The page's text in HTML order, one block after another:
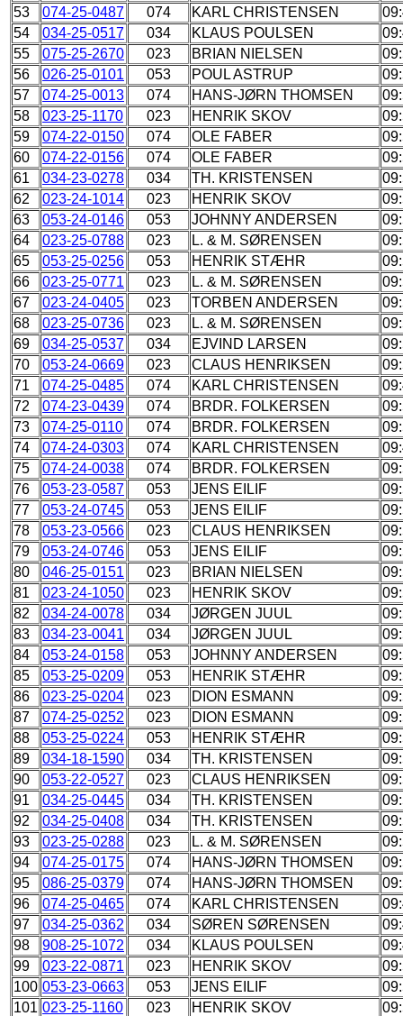
53
074-25-0487 074 KARL CHRISTENSEN
54
034-25-0517 034 KLAUS POULSEN
55
075-25-2670 023 BRIAN NIELSEN
56
026-25-0101 053 POUL ASTRUP
57
074-25-0013 074 HANS-JØRN THOMSEN
58
023-25-1170 023 HENRIK SKOV
59
074-22-0150 074 OLE FABER
60
074-22-0156 074 OLE FABER
61
034-23-0278 034 TH. KRISTENSEN
62
023-24-1014 023 HENRIK SKOV
63
053-24-0146 053 JOHNNY ANDERSEN
64
023-25-0788 023 L. & M. SØRENSEN
65
053-25-0256 053 HENRIK STÆHR
66
023-25-0771 023 L. & M. SØRENSEN
67
023-24-0405 023 TORBEN ANDERSEN
68
023-25-0736 023 L. & M. SØRENSEN
69
034-25-0537 034 EJVIND LARSEN
70
053-24-0669 023 CLAUS HENRIKSEN
71
074-25-0485 074 KARL CHRISTENSEN
72
074-23-0439 074 BRDR. FOLKERSEN
73
074-25-0110 074 BRDR. FOLKERSEN
74
074-24-0303 074 KARL CHRISTENSEN
75
074-24-0038 074 BRDR. FOLKERSEN
76
053-23-0587 053 JENS EILIF
77
053-24-0745 053 JENS EILIF
78
053-23-0566 023 CLAUS HENRIKSEN
79
053-24-0746 053 JENS EILIF
80
046-25-0151 023 BRIAN NIELSEN
81
023-24-1050 023 HENRIK SKOV
82
034-24-0078 034 JØRGEN JUUL
83
034-23-0041 034 JØRGEN JUUL
84
053-24-0158 053 JOHNNY ANDERSEN
85
053-25-0209 053 HENRIK STÆHR
86
023-25-0204 023 DION ESMANN
87
074-25-0252 023 DION ESMANN
88
053-25-0224 053 HENRIK STÆHR
89
034-18-1590 034 TH. KRISTENSEN
90
053-22-0527 023 CLAUS HENRIKSEN
91
034-25-0445 034 TH. KRISTENSEN
92
034-25-0408 034 TH. KRISTENSEN
93
023-25-0288 023 L. & M. SØRENSEN
94
074-25-0175 074 HANS-JØRN THOMSEN
95
086-25-0379 074 HANS-JØRN THOMSEN
96
074-25-0465 074 KARL CHRISTENSEN
97
034-25-0362 034 SØREN SØRENSEN
98
908-25-1072 034 KLAUS POULSEN
99
023-22-0871 023 HENRIK SKOV
100 053-23-0663 053 JENS EILIF
101 023-25-1160 023 HENRIK SKOV